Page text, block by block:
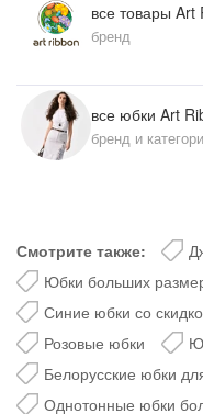
все товары Art
бренд
все юбки Art
бренд и
Смотрите также:
Юбки больших
Синие юбки со
Розовые юбки
Белорусские юбки
Однотонные юбки